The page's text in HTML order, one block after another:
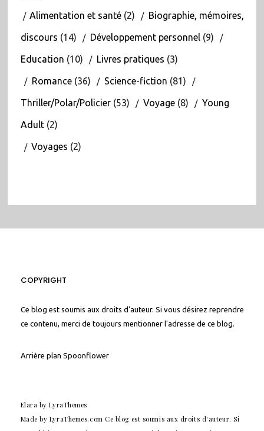
Alimentation et santé(2) Biographie, mémoires,
discours (14) Développement personnel(9)
Education (10) Livres pratiques (3)
Romance(36) Science-fiction (81)
Thriller/Polar/Policier(53) Voyage(8) Young
Adult(2)
Voyages (2)
COPYRIGHT
Ce blog est soumis aux droits d'auteur. Si vous désirez reprendre
ce contenu, merci de toujours mentionner l'adresse de ce blog.
Arrière plan Spoonflower
Elara by LyraThemes
Made by LyraThemes.com Ce blog est soumis aux droits d'auteur. Si